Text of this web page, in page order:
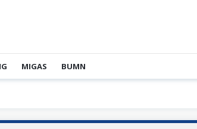
MIGAS BUMN